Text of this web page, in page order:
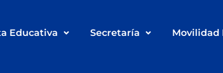
Educativa Secretaría Movilidad